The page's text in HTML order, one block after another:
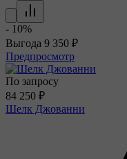
- 10%
Выгода 9 350 ₽
Предпросмотр
По запросу
84 250 ₽
Шелк Джованни